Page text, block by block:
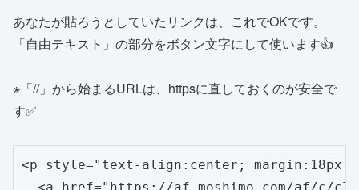
あなたが貼ろうとしていたリンクは、これでOKです。
「自由テキスト」の部分をボタン文字にして使います👍
※「//」から始まるURLは、httpsに直しておくのが安全で
す✅
<p style="text-align:center; margin:18px